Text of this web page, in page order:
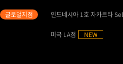
인도네시아 1호 자카르타
미국 LA점 NEW